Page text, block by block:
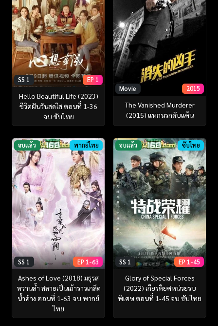
SS 1 EP 1
Hello Beautiful Life (2023)
ชีวิตฝันวันสดใส ตอนที่ 1-36
จบ ซับไทย
Movie 2015
The Vanished Murderer
(2015) แหกนรกดับแค้น
จบแล้ว พากย์ไทย
SS 1 EP 1-63
Ashes of Love (2018) มธุรส
หวานล้ำ สลายเป็นเถ้าราวเกล็ด
น้ำค้าง ตอนที่ 1-63 จบ พากย์
ไทย
จบแล้ว ซับไทย
SS 1 EP 1-45
Glory of Special Forces
(2022) เกียรติยศหน่วยรบ
พิเศษ ตอนที่ 1-45 จบ ซับไทย